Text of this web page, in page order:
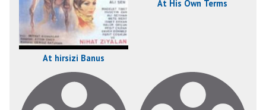
At hirsizi Banus
At His Own Terms